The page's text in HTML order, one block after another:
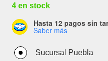
4 en stock
Hasta 12 pagos sin
Saber más
Sucursal Puebla